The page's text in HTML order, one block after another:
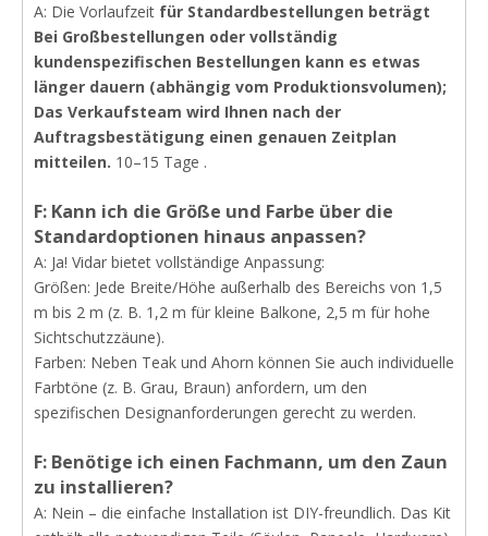
A: Die Vorlaufzeit für Standardbestellungen beträgt
Bei Großbestellungen oder vollständig
kundenspezifischen Bestellungen kann es etwas
länger dauern (abhängig vom Produktionsvolumen);
Das Verkaufsteam wird Ihnen nach der
Auftragsbestätigung einen genauen Zeitplan
mitteilen. 10–15 Tage .
F: Kann ich die Größe und Farbe über die
Standardoptionen hinaus anpassen?
A: Ja! Vidar bietet vollständige Anpassung:
Größen: Jede Breite/Höhe außerhalb des Bereichs von 1,5
m bis 2 m (z. B. 1,2 m für kleine Balkone, 2,5 m für hohe
Sichtschutzzäune).
Farben: Neben Teak und Ahorn können Sie auch individuelle
Farbtöne (z. B. Grau, Braun) anfordern, um den
spezifischen Designanforderungen gerecht zu werden.
F: Benötige ich einen Fachmann, um den Zaun
zu installieren?
A: Nein – die einfache Installation ist DIY-freundlich. Das Kit